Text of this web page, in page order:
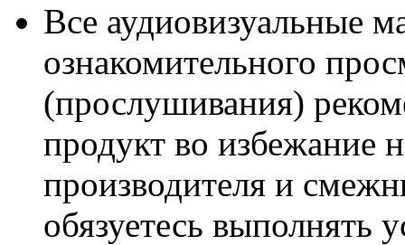
Все аудиовизуальные
ознакомительного
(прослушивания)
продукт во избежание
производителя и
обязуетесь выполнять